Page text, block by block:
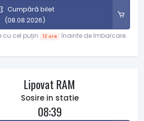
Cumpără bilet
(08.08.2026)
cu cel puțin 12 ore înainte de îmbarcare.
Lipovat RAM
Sosire in statie
08:39